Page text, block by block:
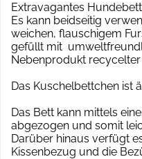
Extravagantes
Es kann beidseitig
weichen, flauschigem
gefüllt mit
Nebenprodukt
Das Kuschelbettchen ist
Das Bett kann mittels
abgezogen und somit
Darüber hinaus verfügt
Kissenbezug und die